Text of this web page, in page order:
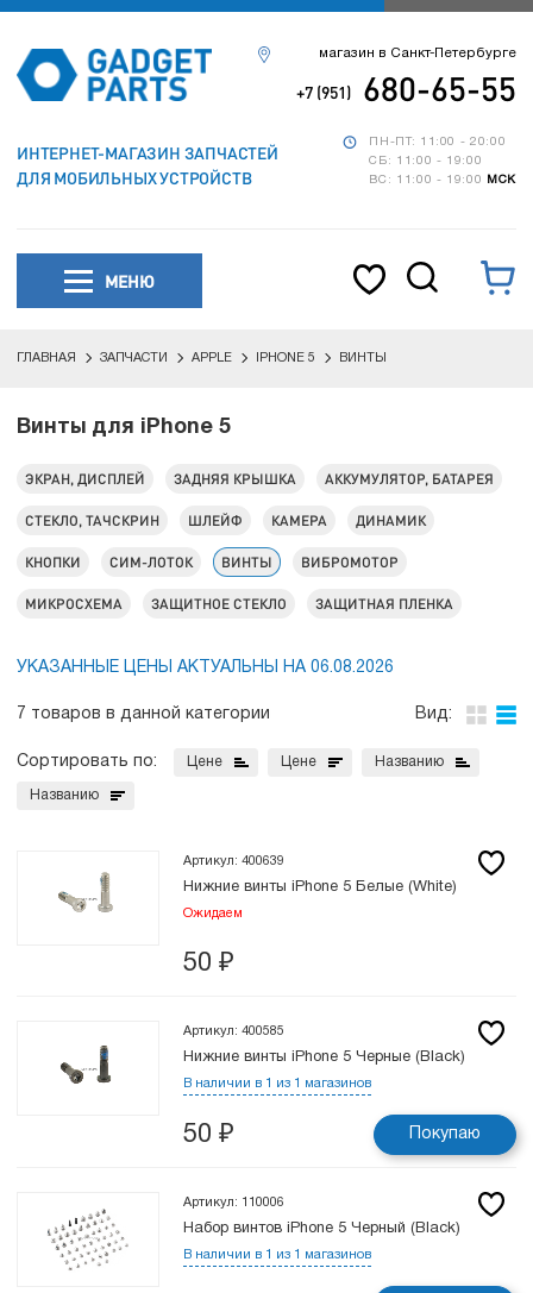
ИНТЕРНЕТ-МАГАЗИН ЗАПЧАСТЕЙ
ДЛЯ МОБИЛЬНЫХ УСТРОЙСТВ
ПН-ПТ: 11:00 - 20:00
СБ: 11:00 - 19:00
ВС: 11:00 - 19:00
МСК
магазин в Санкт-Петербурге
+7 (951) 680-65-55
МЕНЮ
ГЛАВНАЯ ЗАПЧАСТИ APPLE IPHONE 5 ВИНТЫ
Винты для iPhone 5
ЭКРАН, ДИСПЛЕЙ ЗАДНЯЯ КРЫШКА АККУМУЛЯТОР, БАТАРЕЯ
СТЕКЛО, ТАЧСКРИН ШЛЕЙФ КАМЕРА ДИНАМИК
КНОПКИ СИМ-ЛОТОК ВИНТЫ ВИБРОМОТОР
МИКРОСХЕМА ЗАЩИТНОЕ СТЕКЛО ЗАЩИТНАЯ ПЛЕНКА
УКАЗАННЫЕ ЦЕНЫ АКТУАЛЬНЫ НА 06.08.2026
7 товаров в данной категории Вид:
Сортировать по: Цене Цене Названию
Названию
Артикул: 400639
Нижние винты iPhone 5 Белые (White)
Ожидаем
50 ₽
Артикул: 400585
Нижние винты iPhone 5 Черные (Black)
В наличии в 1 из 1 магазинов
50 ₽ Покупаю
Артикул: 110006
Набор винтов iPhone 5 Черный (Black)
В наличии в 1 из 1 магазинов